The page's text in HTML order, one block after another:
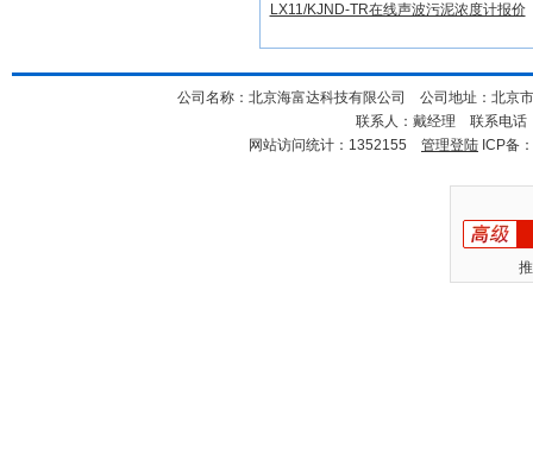
LX11/KJND-TR在线声波污泥浓度计报价
公司名称：北京海富达科技有限公司 公司地址：北京
联系人：戴经理 联系电
网站访问统计：1352155 管理登陆 ICP备：